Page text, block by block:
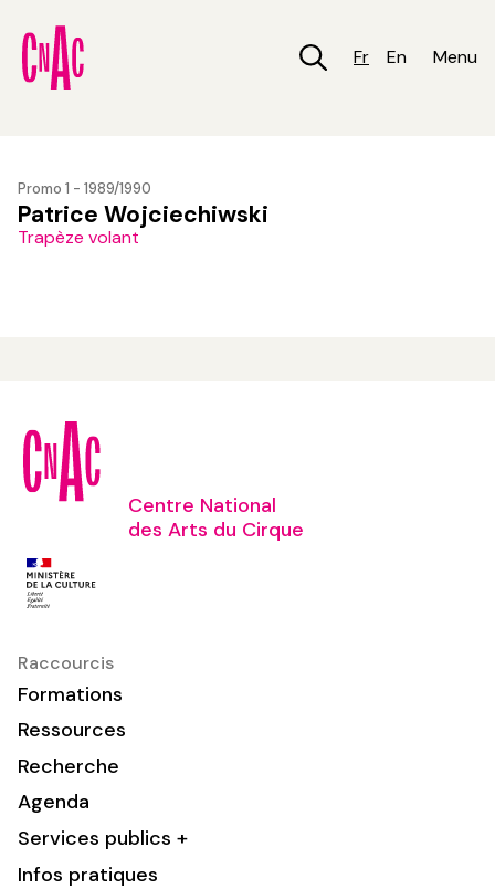
contenu
principal
Fr En Menu
Promo 1 - 1989/1990
Patrice Wojciechiwski
Trapèze volant
Centre National
des Arts du Cirque
Raccourcis
Formations
Ressources
Recherche
Agenda
Services publics +
Infos pratiques